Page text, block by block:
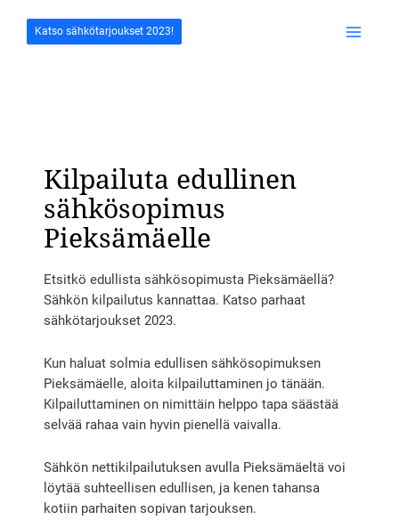
sisältöönKatso sähkötarjoukset 2023!
Kilpailuta edullinen
sähkösopimus
Pieksämäelle
Etsitkö edullista sähkösopimusta Pieksämäellä?
Sähkön kilpailutus kannattaa. Katso parhaat
sähkötarjoukset 2023.
Kun haluat solmia edullisen sähkösopimuksen
Pieksämäelle, aloita kilpailuttaminen jo tänään.
Kilpailuttaminen on nimittäin helppo tapa säästää
selvää rahaa vain hyvin pienellä vaivalla.
Sähkön nettikilpailutuksen avulla Pieksämäeltä voi
löytää suhteellisen edullisen, ja kenen tahansa
kotiin parhaiten sopivan tarjouksen.